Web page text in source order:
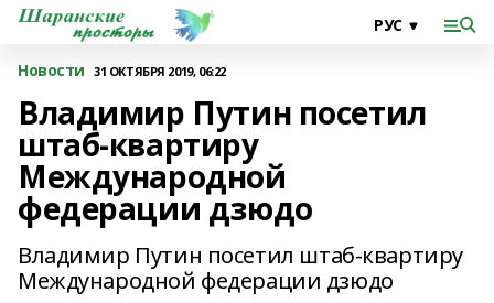
Новости 31 ОКТЯБРЯ 2019, 06:22
Владимир Путин посетил
штаб-квартиру
Международной
федерации дзюдо
Владимир Путин посетил штаб-квартиру
Международной федерации дзюдо